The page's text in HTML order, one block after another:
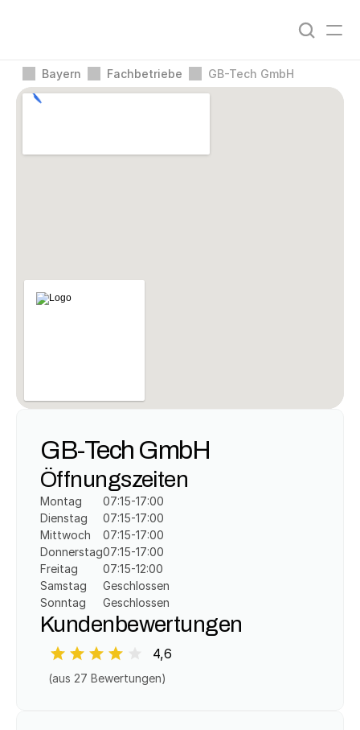
Bayern Fachbetriebe GB-Tech GmbH
GB-Tech GmbH
Öffnungszeiten
Montag
Dienstag
Mittwoch
Donnerstag
Freitag
Samstag
Sonntag
07:15-17:00
07:15-17:00
07:15-17:00
07:15-17:00
07:15-12:00
Geschlossen
Geschlossen
Kundenbewertungen
4,6
(aus 27 Bewertungen)